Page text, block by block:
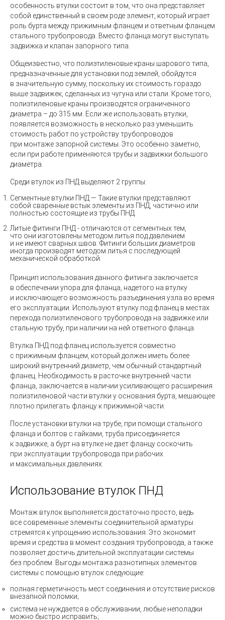
особенность втулки состоит в том, что она представляет
собой единственный в своем роде элемент, который играет
роль бурта между прижимным фланцем и ответным фланцем
стального трубопровода. Вместо фланца могут выступать
задвижка и клапан запорного типа.
Общеизвестно, что полиэтиленовые краны шарового типа,
предназначенные для установки под землей, обойдутся
в значительную сумму, поскольку их стоимость гораздо
выше задвижек, сделанных из чугуна или стали. Кроме того,
полиэтиленовые краны производятся ограниченного
диаметра – до 315 мм. Если же использовать втулки,
появляется возможность в несколько раз уменьшить
стоимость работ по устройству трубопроводов
при монтаже запорной системы. Это особенно заметно,
если при работе применяются трубы и задвижки большого
диаметра.
Среди втулок из ПНД выделяют 2 группы:
Сегментные втулки ПНД — Такие втулки представляют
собой сваренные встык элементы из ПНД, частично или
полностью состоящие из трубы ПНД.
Литые фитинги ПНД - отличаются от сегментных тем,
что они изготовлены методом литья под давлением
и не имеют сварных швов. Фитинги больших диаметров
иногда производят методом литья с последующей
механической обработкой.
Принцип использования данного фитинга заключается
в обеспечении упора для фланца, надетого на втулку
и исключающего возможность разъединения узла во время
его эксплуатации. Используют втулку под фланец в местах
перехода полиэтиленового трубопровода на задвижке или
стальную трубу, при наличии на ней ответного фланца.
Втулка ПНД под фланец используется совместно
с прижимным фланцем, который должен иметь более
широкий внутренний диаметр, чем обычный стандартный
фланец. Необходимость в расточке внутренней части
фланца, заключается в наличии усиливающего расширения
полиэтиленовой части втулки у основания бурта, мешающее
плотно прилегать фланцу к прижимной части.
После установки втулки на трубе, при помощи стального
фланца и болтов с гайками, труба присоединяется
к задвижке, а бурт на втулке не дает фланцу соскочить
при эксплуатации трубопровода при рабочих
и максимальных давлениях.
Использование втулок ПНД
Монтаж втулок выполняется достаточно просто, ведь
все современные элементы соединительной арматуры
стремятся к упрощению использования. Это экономит
время и средства в момент создания трубопровода, а также
позволяет достичь длительной эксплуатации системы
без проблем. Выгоды монтажа разнотипных элементов
системы с помощью втулок следующие:
полная герметичность мест соединения и отсутствие рисков
внезапной поломки;
система не нуждается в обслуживании, любые неполадки
можно быстро исправить;